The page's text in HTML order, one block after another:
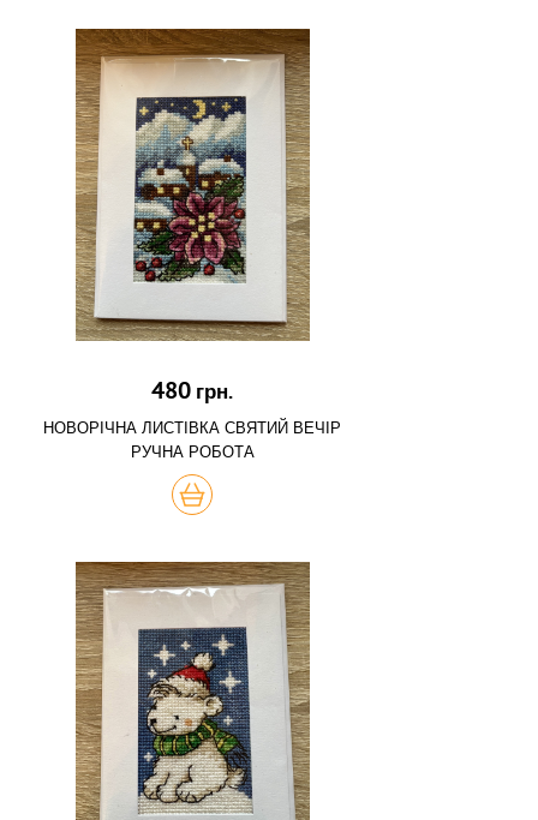
480 грн.
НОВОРІЧНА ЛИСТІВКА СВЯТИЙ ВЕЧІР
РУЧНА РОБОТА
КУПИТЬ